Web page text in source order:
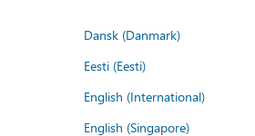
Dansk (Danmark)
Eesti (Eesti)
English (International)
English (Singapore)